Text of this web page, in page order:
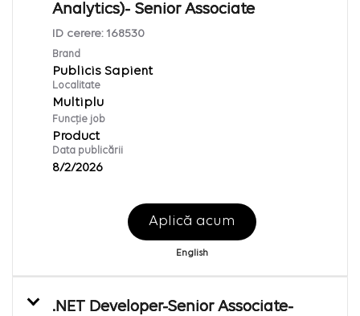
Analytics)- Senior Associate
ID cerere: 168530
Brand
Publicis Sapient
Localitate
Multiplu
Funcție job
Product
Data publicării
8/2/2026
Aplică acum
English
.NET Developer-Senior Associate-